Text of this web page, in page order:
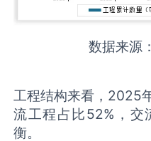
数据来源
工程结构来看，2025
流工程占比52%，交
衡。